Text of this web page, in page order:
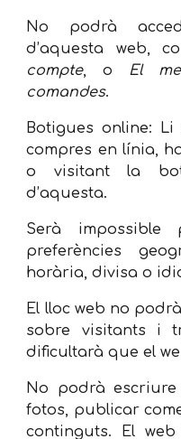
No podrà
d’aquesta web,
compte, o El
comandes.
Botigues online:
compres en línia,
o visitant la
d’aquesta.
Serà impossible
preferències
horària, divisa o
El lloc web no
sobre visitants i
dificultarà que el
No podrà
fotos, publicar
continguts. El